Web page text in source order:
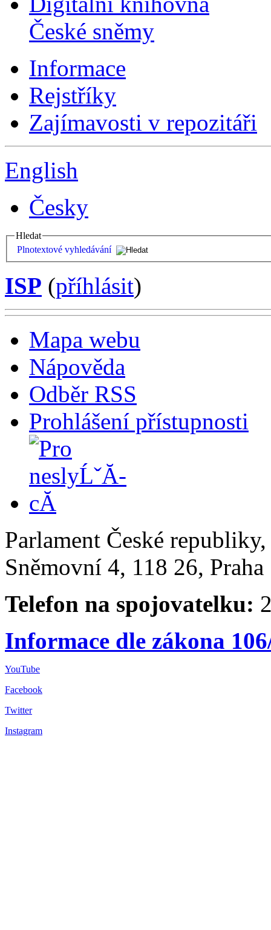
České sněmy
Informace
Rejstříky
Zajímavosti v repozitáři
English
Česky
Hledat
Plnotextové vyhledávání
ISP (příhlásit)
Mapa webu
Nápověda
Odběr RSS
Prohlášení přístupnosti
Parlament České
Sněmovní 4, 118 26,
Telefon na spojovatelku:
Informace dle zákona
YouTube
Facebook
Twitter
Instagram